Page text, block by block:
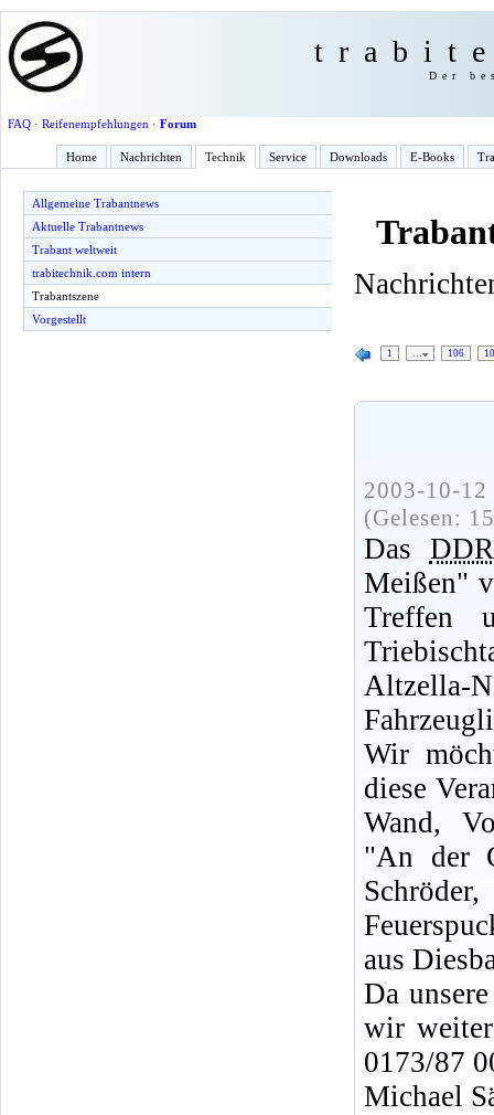
Der
FAQ· Reifenempfehlungen · Forum
Home Nachrichten Technik Service Downloads E-Books
Allgemeine Trabantnews
Aktuelle Trabantnews
Trabant weltweit
trabitechnik.com intern
Trabantszene
Vorgestellt
1 106
2003-10-
(Gelesen:
Das DDR
Meißen"
Treffen
Wir
diese
Wand,
"An der
aus
Da
wir
0173/87
Michael